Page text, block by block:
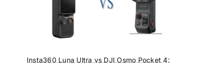
Insta360 Luna Ultra vs DJI Osmo Pocket 4: